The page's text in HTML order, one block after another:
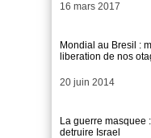
Date
16 mars 2017
Mondial au Bresil :
liberation de nos
Date
20 juin 2014
La guerre masquee
detruire Israel